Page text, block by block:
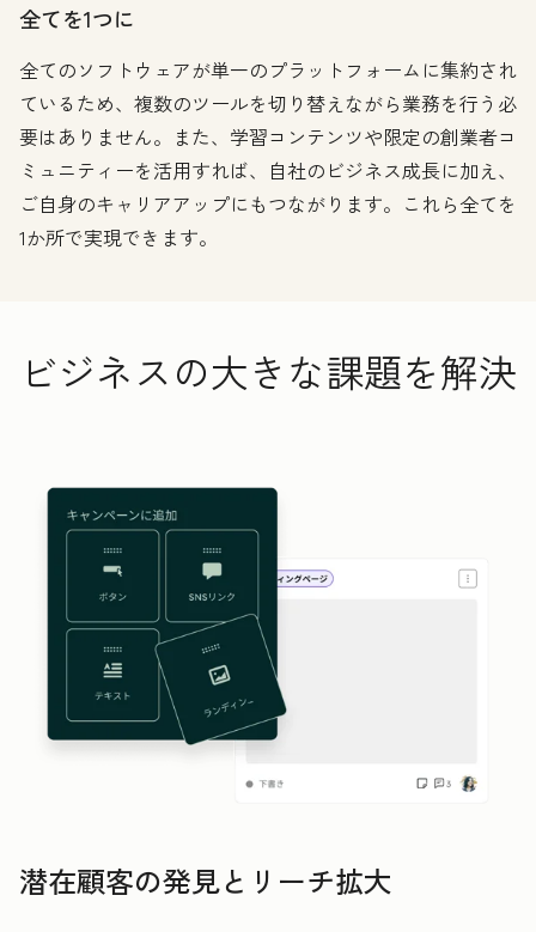
全てを1つに
全てのソフトウェアが単一のプラットフォームに集約され
ているため、複数のツールを切り替えながら業務を行う必
要はありません。また、学習コンテンツや限定の創業者コ
ミュニティーを活用すれば、自社のビジネス成長に加え、
ご自身のキャリアアップにもつながります。これら全てを
1か所で実現できます。
ビジネスの大きな課題を解決
潜在顧客の発見とリーチ拡大